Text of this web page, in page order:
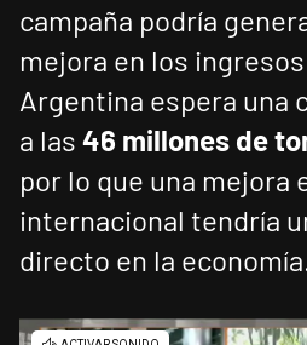
campaña podría
mejora en los
Argentina espera una
a las 46 millones de
por lo que una mejora
internacional tendría
directo en la